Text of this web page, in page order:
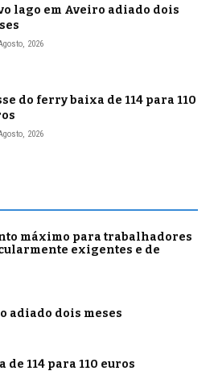
lago em Aveiro adiado dois
2026
do ferry baixa de 114 para 110
2026
máximo para trabalhadores
exigentes e de
adiado dois meses
114 para 110 euros